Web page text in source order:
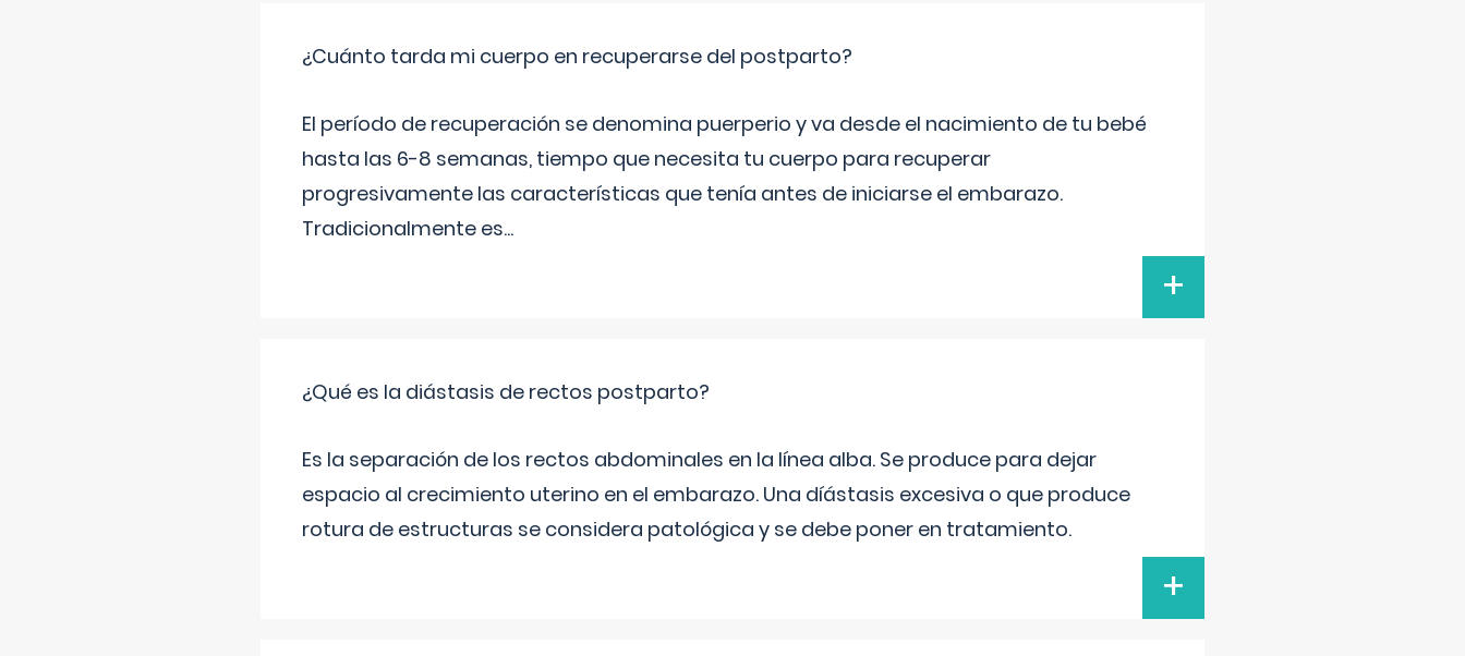
¿Cuánto tarda mi cuerpo en recuperarse del postparto?
El período de recuperación se denomina puerperio y va desde el nacimiento de tu bebé
hasta las 6-8 semanas, tiempo que necesita tu cuerpo para recuperar
progresivamente las características que tenía antes de iniciarse el embarazo.
Tradicionalmente es...
+
¿Qué es la diástasis de rectos postparto?
Es la separación de los rectos abdominales en la línea alba. Se produce para dejar
espacio al crecimiento uterino en el embarazo. Una díástasis excesiva o que produce
rotura de estructuras se considera patológica y se debe poner en tratamiento.
+